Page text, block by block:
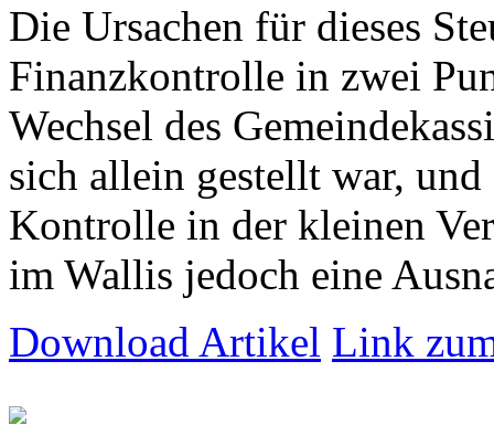
Die Ursachen für dieses
Finanzkontrolle in zwei
Wechsel des
sich allein gestellt war,
Kontrolle in der kleinen
im Wallis jedoch eine
Download Artikel Link